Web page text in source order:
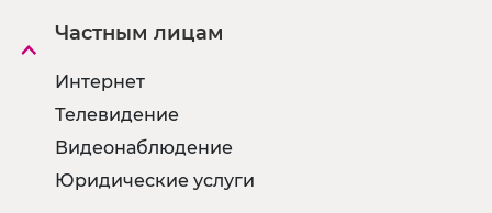
Частным лицам
Интернет
Телевидение
Видеонаблюдение
Юридические услуги